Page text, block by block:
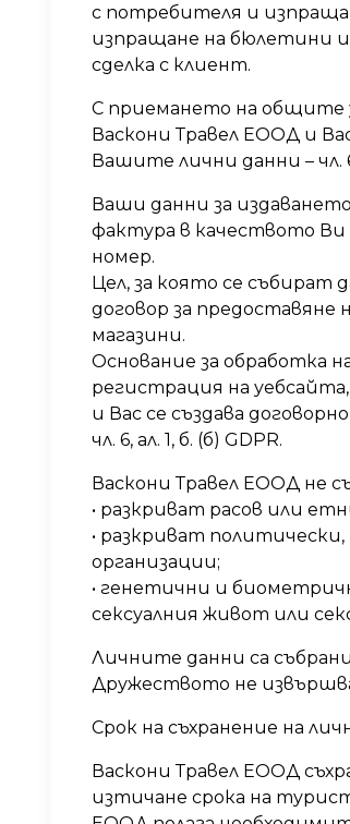
с потребителя и
изпращане на бюлетини и
сделка с клиент.
С приемането на общите
Васкони Травел ЕООД и
Вашите лични данни – чл. 6,
Ваши данни за
фактура в качеството Ви
номер.
Цел, за която се събират
договор за предоставяне
магазини.
Основание за обработка
регистрация на
и Вас се създава
чл. 6, ал. 1, б. (б) GDPR.
Васкони Травел ЕООД не
• разкриват расов или
• разкриват
организации;
• генетични и
сексуалния живот или
Личните данни са
Дружеството не
Срок на съхранение на
Васкони Травел ЕООД
изтичане срока на